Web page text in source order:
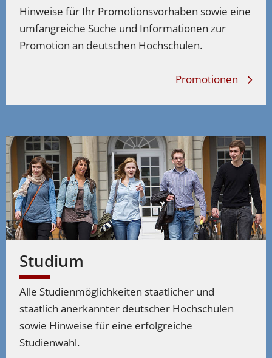
Hinweise für Ihr Promotionsvorhaben sowie eine
umfangreiche Suche und Informationen zur
Promotion an deutschen Hochschulen.
Promotionen
Studium
Alle Studienmöglichkeiten staatlicher und
staatlich anerkannter deutscher Hochschulen
sowie Hinweise für eine erfolgreiche
Studienwahl.